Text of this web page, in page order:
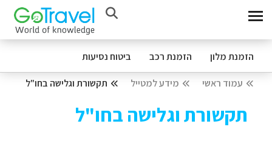
הזמנת מלון הזמנת רכב ביטוח נסיעות
עמוד ראשי מידע למטייל תקשורת וגלישה בחו"ל
תקשורת וגלישה בחו"ל